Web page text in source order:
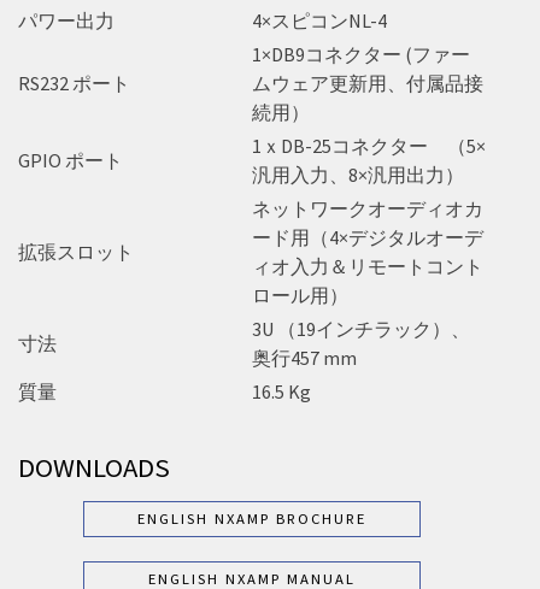
パワー出力
4×スピコンNL-4
RS232 ポート
1×DB9コネクター (ファー
ムウェア更新用、付属品接
続用）
GPIO ポート
1ｘDB-25コネクター （5×
汎用入力、8×汎用出力）
拡張スロット
ネットワークオーディオカ
ード用（4×デジタルオーデ
ィオ入力＆リモートコント
ロール用）
寸法
3U （19インチラック）、
奥行457 mm
質量
16.5 Kg
DOWNLOADS
ENGLISH NXAMP BROCHURE
ENGLISH NXAMP MANUAL